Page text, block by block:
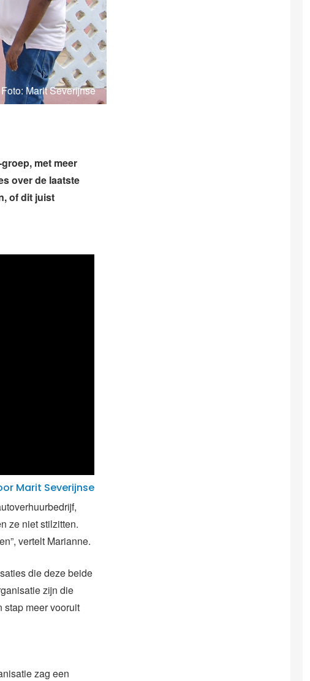
Foto: Marit Severijnse
met meer
over de laatste
of dit juist
Marit Severijnse
ze niet stilzitten.
vertelt Marianne.
die deze beide
zijn die
stap meer vooruit
zag een